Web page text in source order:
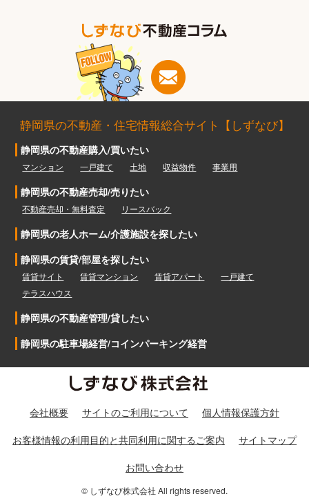
静岡県の不動産・住宅情報総合サイト【しずなび】
静岡県の不動産購入/買いたい
マンション 一戸建て 土地 収益物件 事業用
静岡県の不動産売却/売りたい
不動産売却・無料査定 リースバック
静岡県の老人ホーム/介護施設を探したい
静岡県の賃貸/部屋を探したい
賃貸サイト 賃貸マンション 賃貸アパート
一戸建て
テラスハウス
静岡県の不動産管理/貸したい
静岡県の駐車場経営/コインパーキング経営
会社概要 サイトのご利用について
個人情報保護方針
お客様情報の利用目的と共同利用に関するご案内
サイトマップ
お問い合わせ
© しずなび株式会社 All rights reserved.